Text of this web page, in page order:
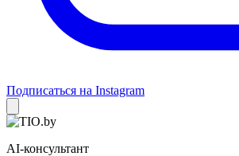
Подписаться на Instagram
AI-консультант